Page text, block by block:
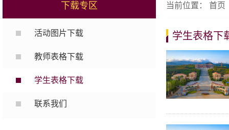
下载专区
活动图片下载
教师表格下载
学生表格下载
联系我们
当前位置： 首页
学生表格下